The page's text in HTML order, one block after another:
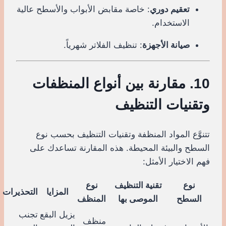
تعقيم دوري: خاصة مقابض الأبواب والأسطح عالية
الاستخدام.
صيانة الأجهزة: تنظيف الفلاتر شهرياً.
10. مقارنة بين أنواع المنظفات
وتقنيات التنظيف
تتنوَّع المواد المنظفة وتقنيات التنظيف بحسب نوع
السطح والبيئة المحيطة. هذه المقارنة تساعدك على
فهم الاختيار الأمثل:
نوع
السطح
تقنية التنظيف
الموصى بها
نوع
المنظف
المزايا التحذيرات
منظف
يزيل البقع تجنب